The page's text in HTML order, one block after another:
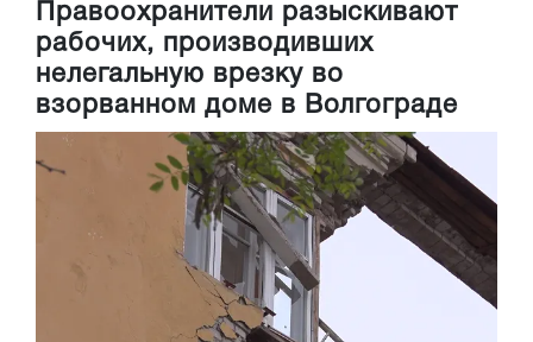
Правоохранители разыскивают
рабочих, производивших
нелегальную врезку во
взорванном доме в Волгограде